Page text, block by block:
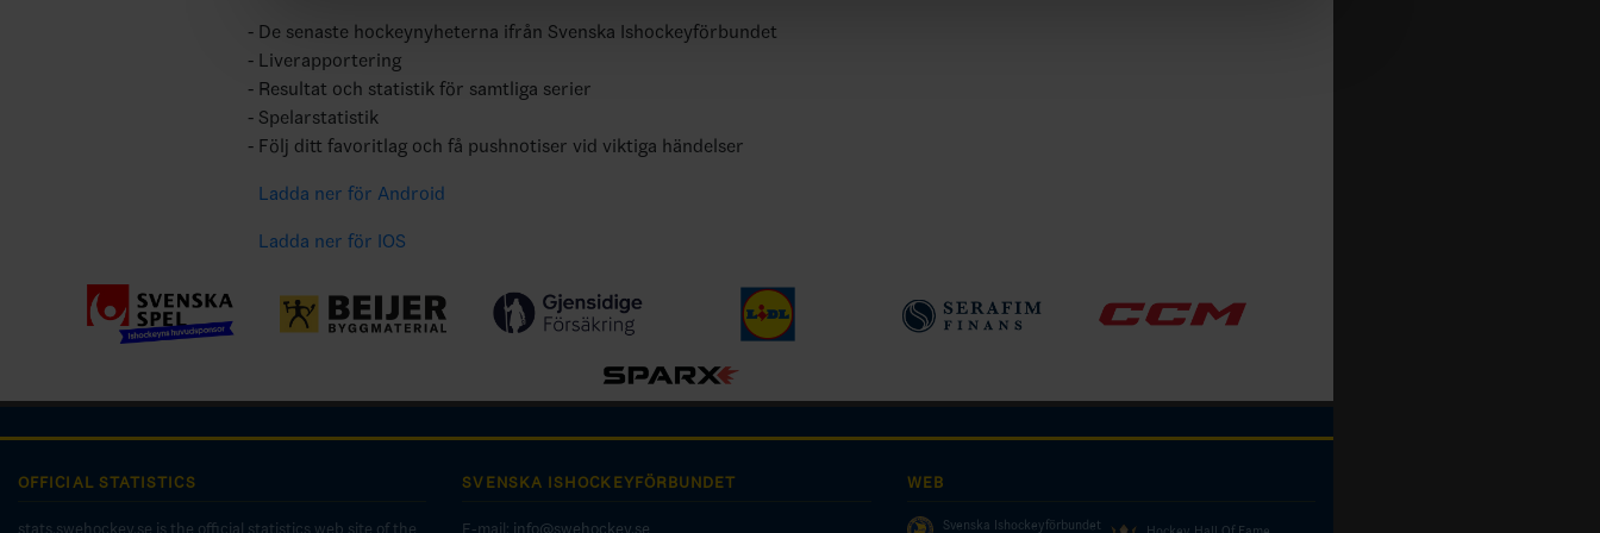
De senaste hockeynyheterna ifrån Svenska Ishockeyförbundet
Liverapportering
Resultat och statistik för samtliga serier
Spelarstatistik
Följ ditt favoritlag och få pushnotiser vid viktiga händelser
Ladda ner för Android
Ladda ner för IOS
OFFICIAL STATISTICS
stats.swehockey.se is the official statistics web site of the
SVENSKA ISHOCKEYFÖRBUNDET
E-mail: info@swehockey.se
WEB
Svenska Ishockeyförbundet